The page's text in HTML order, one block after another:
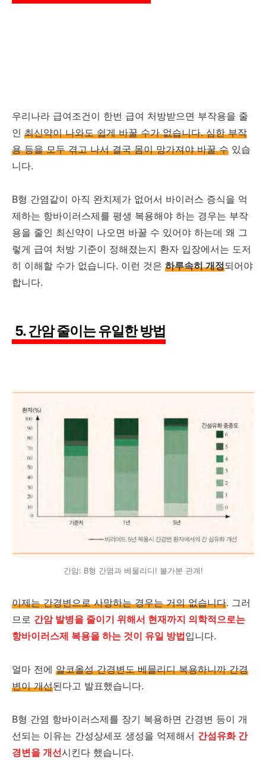
우리나라 급여조건이 한번 급여 처방받으면 부작용을 줄
인 최신약이 나와도 쉽게 바꿀 수가 없습니다. 심한 부작
용 등을 모두 겪고 나서 결국 몸이 망가져야 바꿀 수 있습
니다.
B형 간염같이 아직 완치제가 없어서 바이러스 증식을 억
제하는 항바이러스제를 평생 복용해야 하는 경우는 부작
용을 줄인 최신약이 나오면 바꿀 수 있어야 하는데 왜 그
렇게 급여 처방 기준이 정해졌는지 환자 입장에서는 도저
히 이해할 수가 없습니다. 이런 것은 하루속히 개정되어야
합니다.
5. 간암 줄이는 유일한 방법
간암: B형 간염과 베물리디! 불가분 관계!
이제는 간경변으로 사망하는 경우는 거의 없습니다. 그러
므로 간암 발병을 줄이기 위해서 현재까지 의학적으로는
항바이러스제 복용을 하는 것이 유일 방법입니다.
얼마 전에 알코올성 간경변도 베믈리디 복용하니까 간경
변이 개선된다고 발표했습니다.
B형 간염 항바이러스제를 장기 복용하면 간경변 등이 개
선되는 이유는 간성상세포 생성을 억제해서 간섬유화 간
경변을 개선시킨다 했습니다.